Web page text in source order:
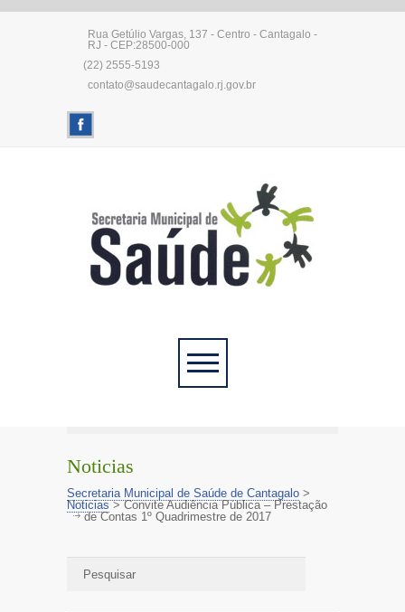
Rua Getúlio Vargas, 137 - Centro - Cantagalo -
RJ - CEP:28500-000
(22) 2555-5193
contato@saudecantagalo.rj.gov.br
Noticias
Secretaria Municipal de Saúde de Cantagalo >
Noticias>Convite Audiência Pública – Prestação
de Contas 1º Quadrimestre de 2017